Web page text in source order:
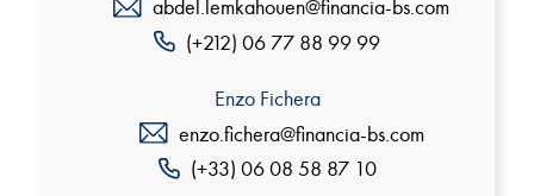
abdel.lemkahouen@financia-bs.com
(+212) 06 77 88 99 99
Enzo Fichera
enzo.fichera@financia-bs.com
(+33) 06 08 58 87 10